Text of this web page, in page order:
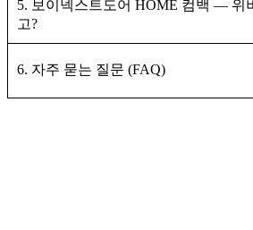
5. 보이넥스트도어 HOME 컴백 — 위
고?
6. 자주 묻는 질문 (FAQ)